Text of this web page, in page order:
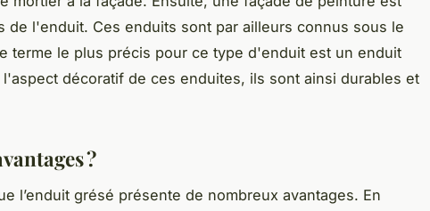
de l'enduit. Ces enduits sont par ailleurs connus sous le
terme le plus précis pour ce type d'enduit est un enduit
décoratif de ces enduites, ils sont ainsi durables et
?
l’enduit grésé présente de nombreux avantages. En